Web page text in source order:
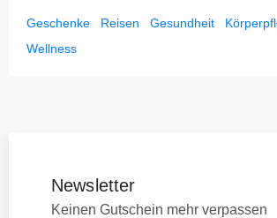
Geschenke Reisen Gesundheit
Wellness
Newsletter
Keinen Gutschein mehr verpassen